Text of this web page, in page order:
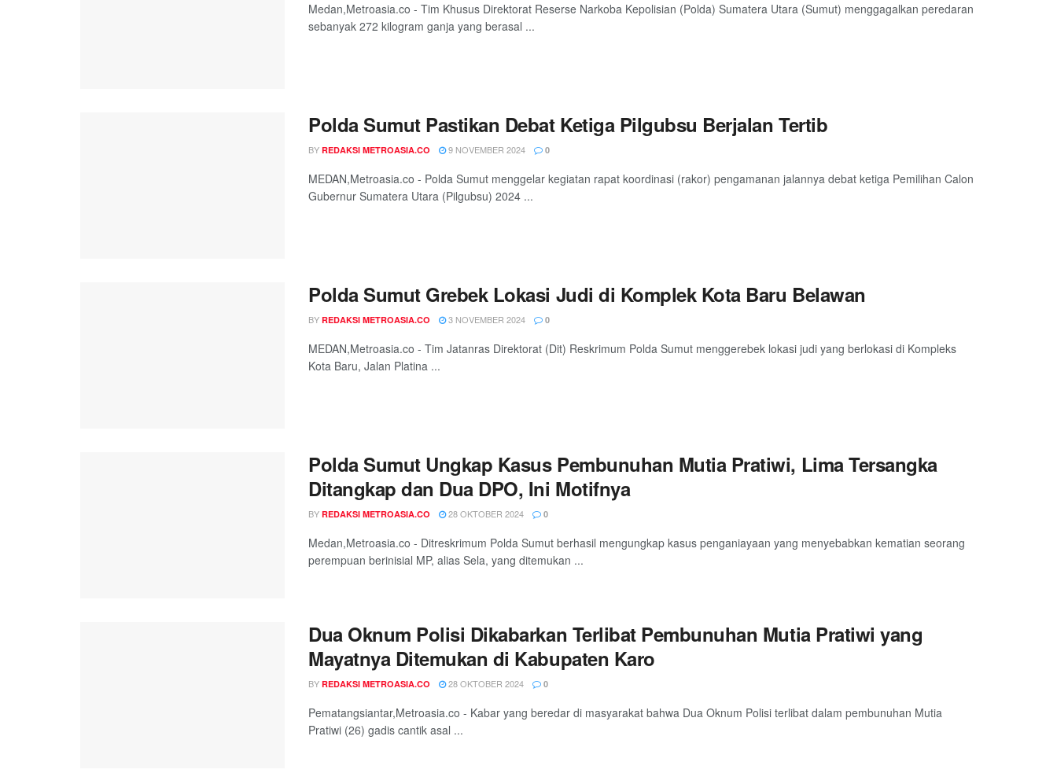
Medan,Metroasia.co - Tim Khusus Direktorat Reserse Narkoba Kepolisian (Polda) Sumatera Utara (Sumut) menggagalkan peredaran
sebanyak 272 kilogram ganja yang berasal ...
Polda Sumut Pastikan Debat Ketiga Pilgubsu Berjalan Tertib
BY REDAKSI METROASIA.CO 9 NOVEMBER 2024 0
MEDAN,Metroasia.co - Polda Sumut menggelar kegiatan rapat koordinasi (rakor) pengamanan jalannya debat ketiga Pemilihan Calon
Gubernur Sumatera Utara (Pilgubsu) 2024 ...
Polda Sumut Grebek Lokasi Judi di Komplek Kota Baru Belawan
BY REDAKSI METROASIA.CO 3 NOVEMBER 2024 0
MEDAN,Metroasia.co - Tim Jatanras Direktorat (Dit) Reskrimum Polda Sumut menggerebek lokasi judi yang berlokasi di Kompleks
Kota Baru, Jalan Platina ...
Polda Sumut Ungkap Kasus Pembunuhan Mutia Pratiwi, Lima Tersangka
Ditangkap dan Dua DPO, Ini Motifnya
BY REDAKSI METROASIA.CO 28 OKTOBER 2024 0
Medan,Metroasia.co - Ditreskrimum Polda Sumut berhasil mengungkap kasus penganiayaan yang menyebabkan kematian seorang
perempuan berinisial MP, alias Sela, yang ditemukan ...
Dua Oknum Polisi Dikabarkan Terlibat Pembunuhan Mutia Pratiwi yang
Mayatnya Ditemukan di Kabupaten Karo
BY REDAKSI METROASIA.CO 28 OKTOBER 2024 0
Pematangsiantar,Metroasia.co - Kabar yang beredar di masyarakat bahwa Dua Oknum Polisi terlibat dalam pembunuhan Mutia
Pratiwi (26) gadis cantik asal ...